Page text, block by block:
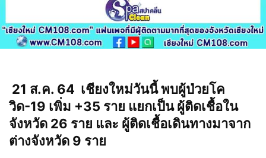
21 ส.ค. 64 เชียงใหม่วันนี้ พบผู้ป่วยโค
วิด-19 เพิ่ม +35 ราย แยกเป็น ผู้ติดเชื้อใน
จังหวัด 26 ราย และ ผู้ติดเชื้อเดินทางมาจาก
ต่างจังหวัด 9 ราย